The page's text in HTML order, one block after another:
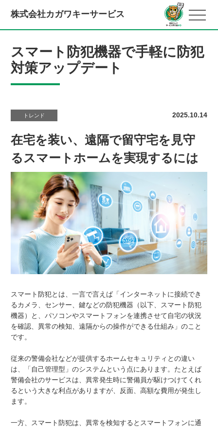
株式会社カガワキーサービス
スマート防犯機器で手軽に防犯
対策アップデート
トレンド 2025.10.14
在宅を装い、遠隔で留守宅を見守
るスマートホームを実現するには
スマート防犯とは、一言で言えば「インターネットに接続でき
るカメラ、センサー、鍵などの防犯機器（以下、スマート防犯
機器）と、パソコンやスマートフォンを連携させて自宅の状況
を確認、異常の検知、遠隔からの操作ができる仕組み」のこと
です。
従来の警備会社などが提供するホームセキュリティとの違い
は、「自己管理型」のシステムという点にあります。たとえば
警備会社のサービスは、異常発生時に警備員が駆けつけてくれ
るという大きな利点がありますが、反面、高額な費用が発生し
ます。
一方、スマート防犯は、異常を検知するとスマートフォンに通